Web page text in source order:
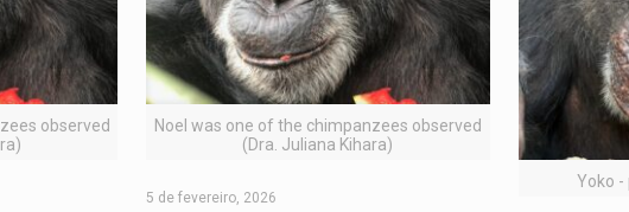
observed
Noel was one of the chimpanzees observed
(Dra. Juliana Kihara)
5 de fevereiro, 2026
Yoko -